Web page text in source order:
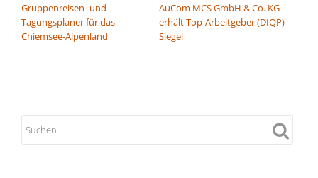
Gruppenreisen- und
Tagungsplaner für das
Chiemsee-Alpenland
AuCom MCS GmbH & Co. KG
erhält Top-Arbeitgeber (DIQP)
Siegel